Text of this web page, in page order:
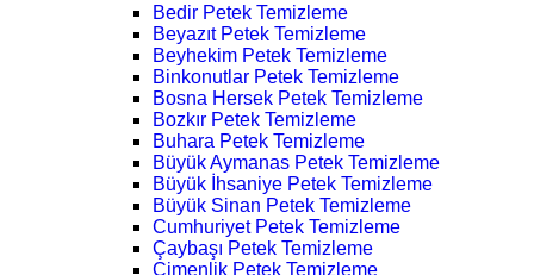
Bedir Petek Temizleme
Beyazıt Petek Temizleme
Beyhekim Petek Temizleme
Binkonutlar Petek Temizleme
Bosna Hersek Petek Temizleme
Bozkır Petek Temizleme
Buhara Petek Temizleme
Büyük Aymanas Petek Temizleme
Büyük İhsaniye Petek Temizleme
Büyük Sinan Petek Temizleme
Cumhuriyet Petek Temizleme
Çaybaşı Petek Temizleme
Çimenlik Petek Temizleme